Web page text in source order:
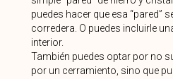
puedes hacer que esa “pared”
corredera. O puedes incluirle
interior.
También puedes optar por no
por un cerramiento, sino que